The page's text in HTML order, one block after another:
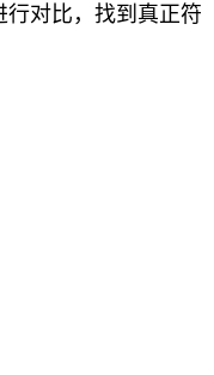
行对比，找到真正符